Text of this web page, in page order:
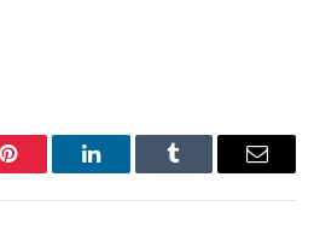
Pinterest LinkedInTumblr Email